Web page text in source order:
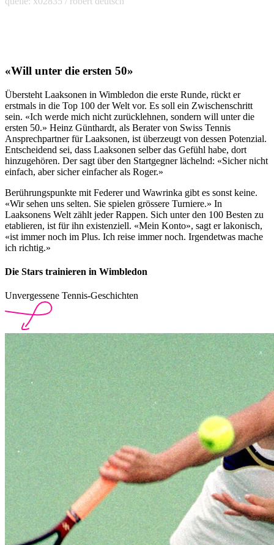
«Will unter die ersten 50»
Übersteht Laaksonen in Wimbledon die erste Runde, rückt er
erstmals in die Top 100 der Welt vor. Es soll ein Zwischenschritt
sein. «Ich werde mich nicht zurücklehnen, sondern will unter die
ersten 50.» Heinz Günthardt, als Berater von Swiss Tennis
Ansprechpartner für Laaksonen, ist überzeugt von dessen Potenzial.
Entscheidend sei, dass Laaksonen selber das Gefühl habe, dort
hinzugehören. Der sagt über den Startgegner lächelnd: «Sicher nicht
einfach, aber sicher einfacher als Roger.»
Berührungspunkte mit Federer und Wawrinka gibt es sonst keine.
«Wir sehen uns selten. Sie spielen grössere Turniere.» In
Laaksonens Welt zählt jeder Rappen. Sich unter den 100 Besten zu
etablieren, ist für ihn existenziell. «Mein Konto», sagt er lakonisch,
«ist immer noch im Plus. Ich reise immer noch. Irgendetwas mache
ich richtig.»
Die Stars trainieren in Wimbledon
Unvergessene Tennis-Geschichten